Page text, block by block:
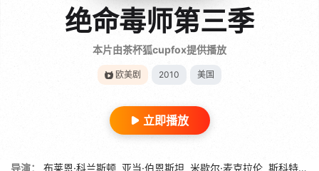
绝命毒师第三季
本片由茶杯狐cupfox提供播放
欧美剧 2010 美国
立即播放
导演： 布莱恩·科兰斯顿 亚当·伯恩斯坦 米歇尔·麦克拉伦 斯科特·怀南特